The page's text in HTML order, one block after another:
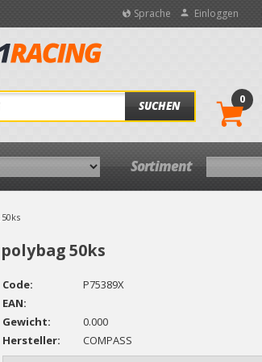
Sprache Einloggen
SUCHEN 0
Sortiment
50ks
Code:
P75389X
EAN:
Gewicht:
0.000
Hersteller:
COMPASS